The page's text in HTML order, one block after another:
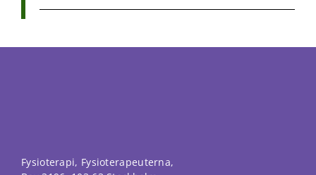
Fysioterapi, Fysioterapeuterna,